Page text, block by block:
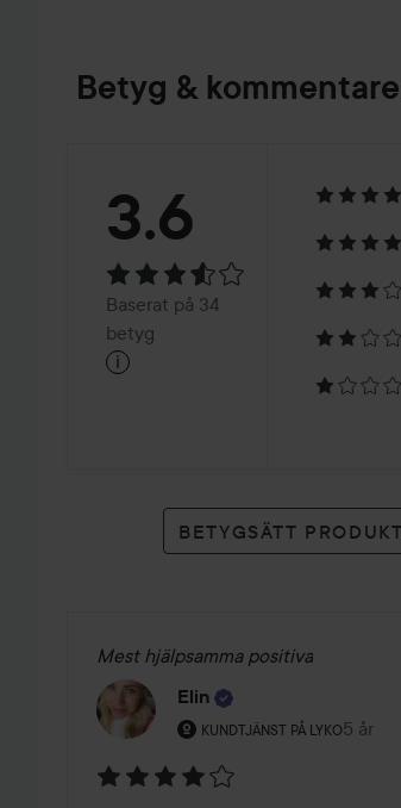
Betyg &
Betyg:
3.6
på
betyg
3.6
Baserat på 34
betyg
i
BETYGSÄTT
Mest hjälpsamma positiva
Elin
KUNDTJÄNST PÅ LYKO
Användarens roll: 5 år